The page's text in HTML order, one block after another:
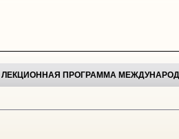
ЛЕКЦИОННАЯ ПРОГРАММА